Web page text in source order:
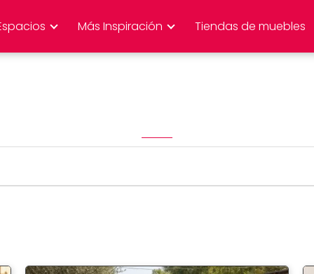
Más Inspiración Tiendas de muebles